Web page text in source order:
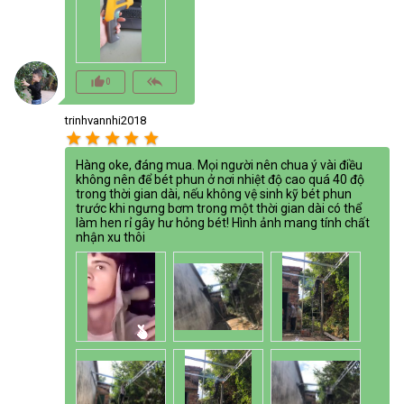
thumb_up_alt0 reply_all
trinhvannhi2018
star star star star star
Hàng oke, đáng mua. Mọi người nên chua ý vài điều
không nên để bét phun ở nơi nhiệt độ cao quá 40 độ
trong thời gian dài, nếu không vệ sinh kỹ bét phun
trước khi ngưng bơm trong một thời gian dài có thể
làm hen rỉ gây hư hỏng bét! Hình ảnh mang tính chất
nhận xu thôi